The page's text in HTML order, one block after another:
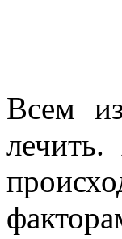
Всем